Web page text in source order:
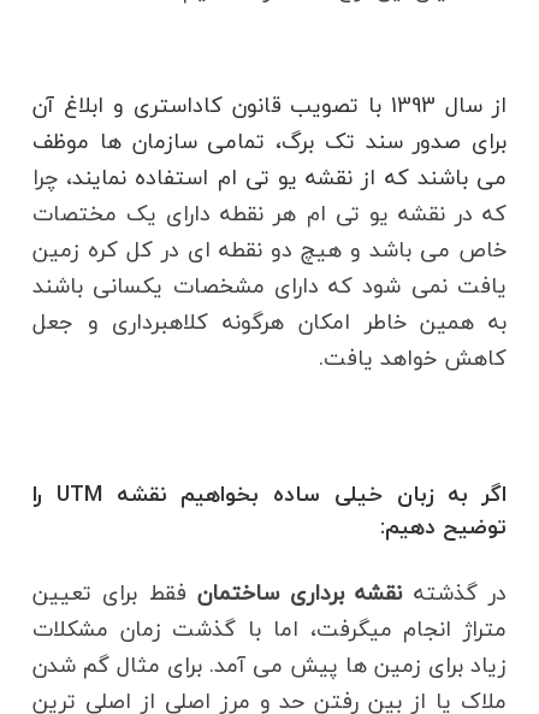
از سال 1393 با تصویب قانون کاداستری و ابلاغ آن
برای صدور سند تک برگ، تمامی سازمان ها موظف
می باشند که از نقشه یو تی ام استفاده نمایند، چرا
که در نقشه یو تی ام هر نقطه دارای یک مختصات
خاص می باشد و هیچ دو نقطه ای در کل کره زمین
یافت نمی شود که دارای مشخصات یکسانی باشند
به همین خاطر امکان هرگونه کلاهبرداری و جعل
کاهش خواهد یافت.
اگر به زبان خیلی ساده بخواهیم نقشه UTM را
توضیح دهیم:
در گذشتهنقشه برداری ساختمان فقط برای تعیین
متراژ انجام میگرفت، اما با گذشت زمان مشکلات
زیاد برای زمین ها پیش می آمد. برای مثال گم شدن
ملاک یا از بین رفتن حد و مرز اصلی از اصلی ترین